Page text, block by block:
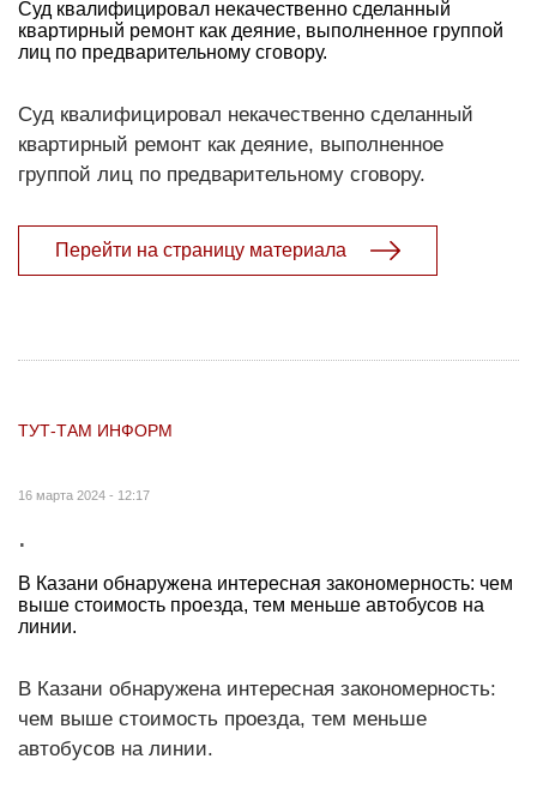
Суд квалифицировал некачественно сделанный
квартирный ремонт как деяние, выполненное группой
лиц по предварительному сговору.
Суд квалифицировал некачественно сделанный
квартирный ремонт как деяние, выполненное
группой лиц по предварительному сговору.
Перейти на страницу материала
ТУТ-ТАМ ИНФОРМ
16 марта 2024 - 12:17
.
В Казани обнаружена интересная закономерность: чем
выше стоимость проезда, тем меньше автобусов на
линии.
В Казани обнаружена интересная закономерность:
чем выше стоимость проезда, тем меньше
автобусов на линии.